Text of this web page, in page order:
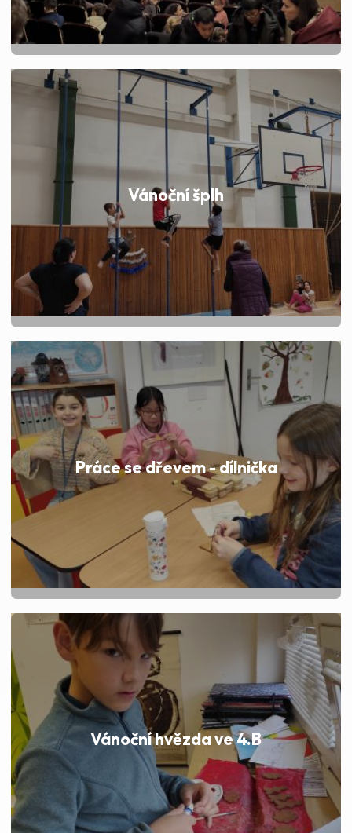
Vánoční šplh
Práce se dřevem - dílnička
Vánoční hvězda ve 4.B